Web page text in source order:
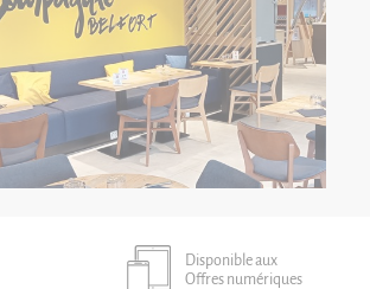
Disponible aux
Offres numériques